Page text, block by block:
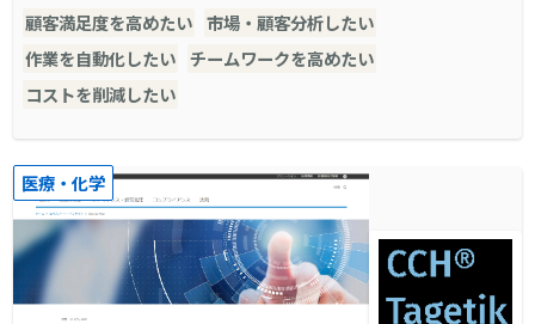
顧客満足度を高めたい 市場・顧客分析したい
作業を自動化したい チームワークを高めたい
コストを削減したい
医療・化学